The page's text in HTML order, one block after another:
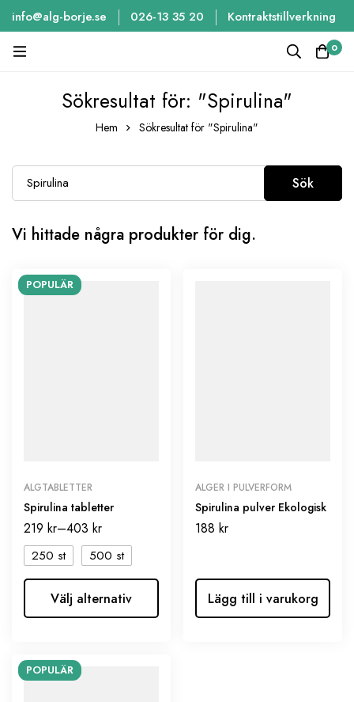
info@alg-borje.se 026-13 35 20 Kontraktstillverkning
0
Sökresultat för: "Spirulina"
Hem Sökresultat för "Spirulina"
Sök
Vi hittade några produkter för dig.
POPULÄR
ALGTABLETTER
Spirulina tabletter
219 kr–403 kr
250 st 500 st
Välj alternativ
ALGER I PULVERFORM
Spirulina pulver Ekologisk
188 kr
Lägg till i varukorg
POPULÄR